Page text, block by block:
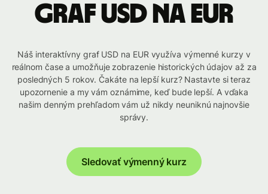
graf USD na EUR
Náš interaktívny graf USD na EUR využíva výmenné kurzy v
reálnom čase a umožňuje zobrazenie historických údajov až za
posledných 5 rokov. Čakáte na lepší kurz? Nastavte si teraz
upozornenie a my vám oznámime, keď bude lepší. A vďaka
našim denným prehľadom vám už nikdy neuniknú najnovšie
správy.
Sledovať výmenný kurz